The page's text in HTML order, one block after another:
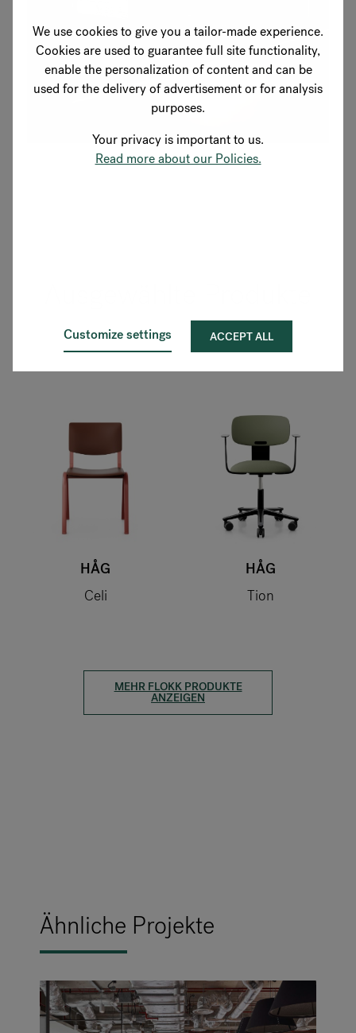
We use cookies to give you a tailor-made experience.
Cookies are used to guarantee full site functionality,
enable the personalization of content and can be
used for the delivery of advertisement or for analysis
purposes.
Your privacy is important to us.
Read more about our Policies.
Customize settings ACCEPT ALL
HÅG
Celi
HÅG
Tion
MEHR FLOKK PRODUKTE
ANZEIGEN
Ähnliche Projekte